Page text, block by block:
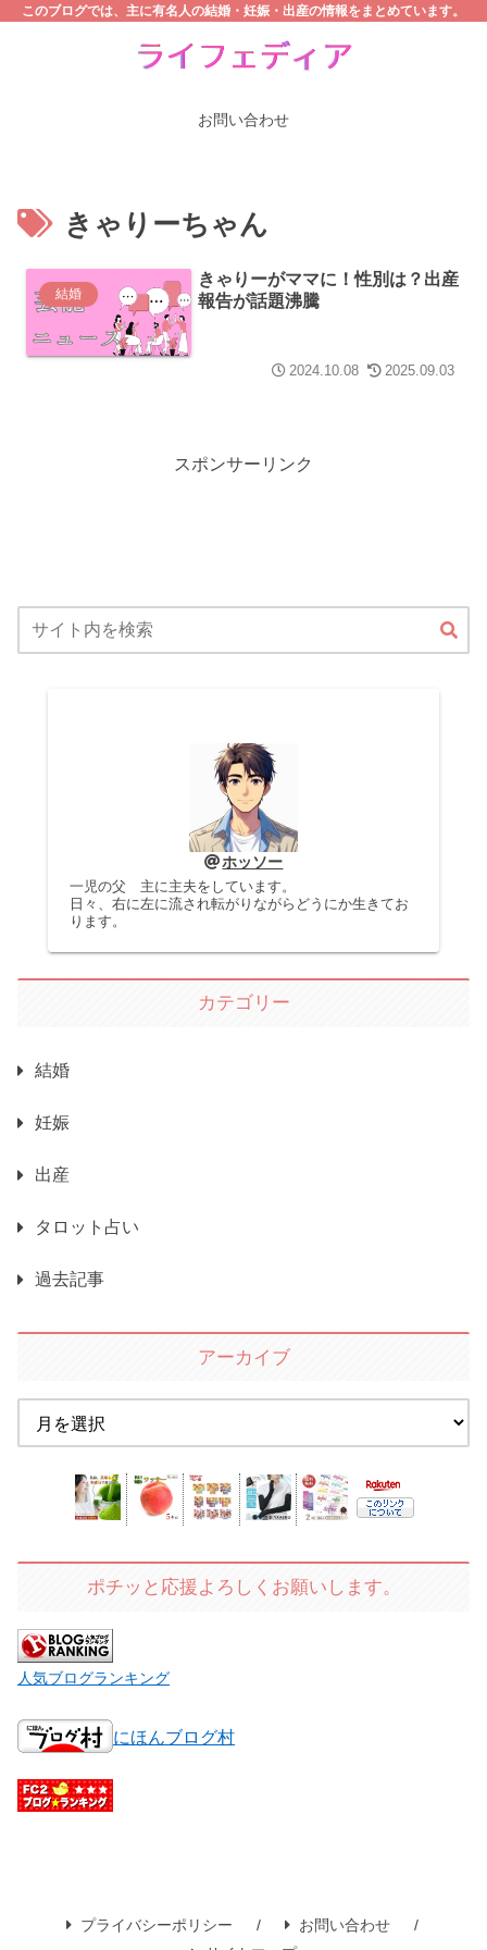
このブログでは、主に有名人の結婚・妊娠・出産の情報をまとめています。
お問い合わせ
きゃりーちゃん
結婚
きゃりーがママに！性別は？出産
報告が話題沸騰
2024.10.08 2025.09.03
スポンサーリンク
ホッソー
一児の父 主に主夫をしています。
日々、右に左に流され転がりながらどうにか生きてお
ります。
カテゴリー
結婚
妊娠
出産
タロット占い
過去記事
アーカイブ
ポチッと応援よろしくお願いします。
人気ブログランキング
にほんブログ村
プライバシーポリシー
お問い合わせ